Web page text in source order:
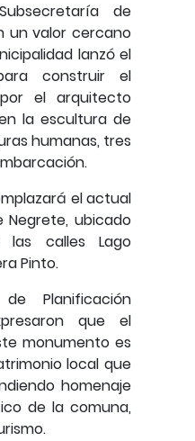
de
un valor cercano
lanzó el
construir el
el arquitecto
la escultura de
humanas, tres
el actual
Negrete, ubicado
calles Lago
Pinto.
Planificación
que el
monumento es
local que
homenaje
de la comuna,